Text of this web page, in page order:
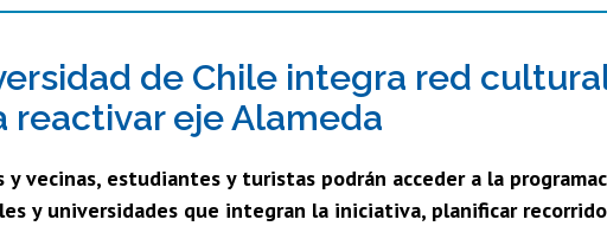
Estudios Avanzados en Educación
Nutrición y Tecnología de
de Chile integra red
reactivar eje Alameda
y vecinas, estudiantes y turistas podrán acceder a la
y universidades que integran la iniciativa, planificar